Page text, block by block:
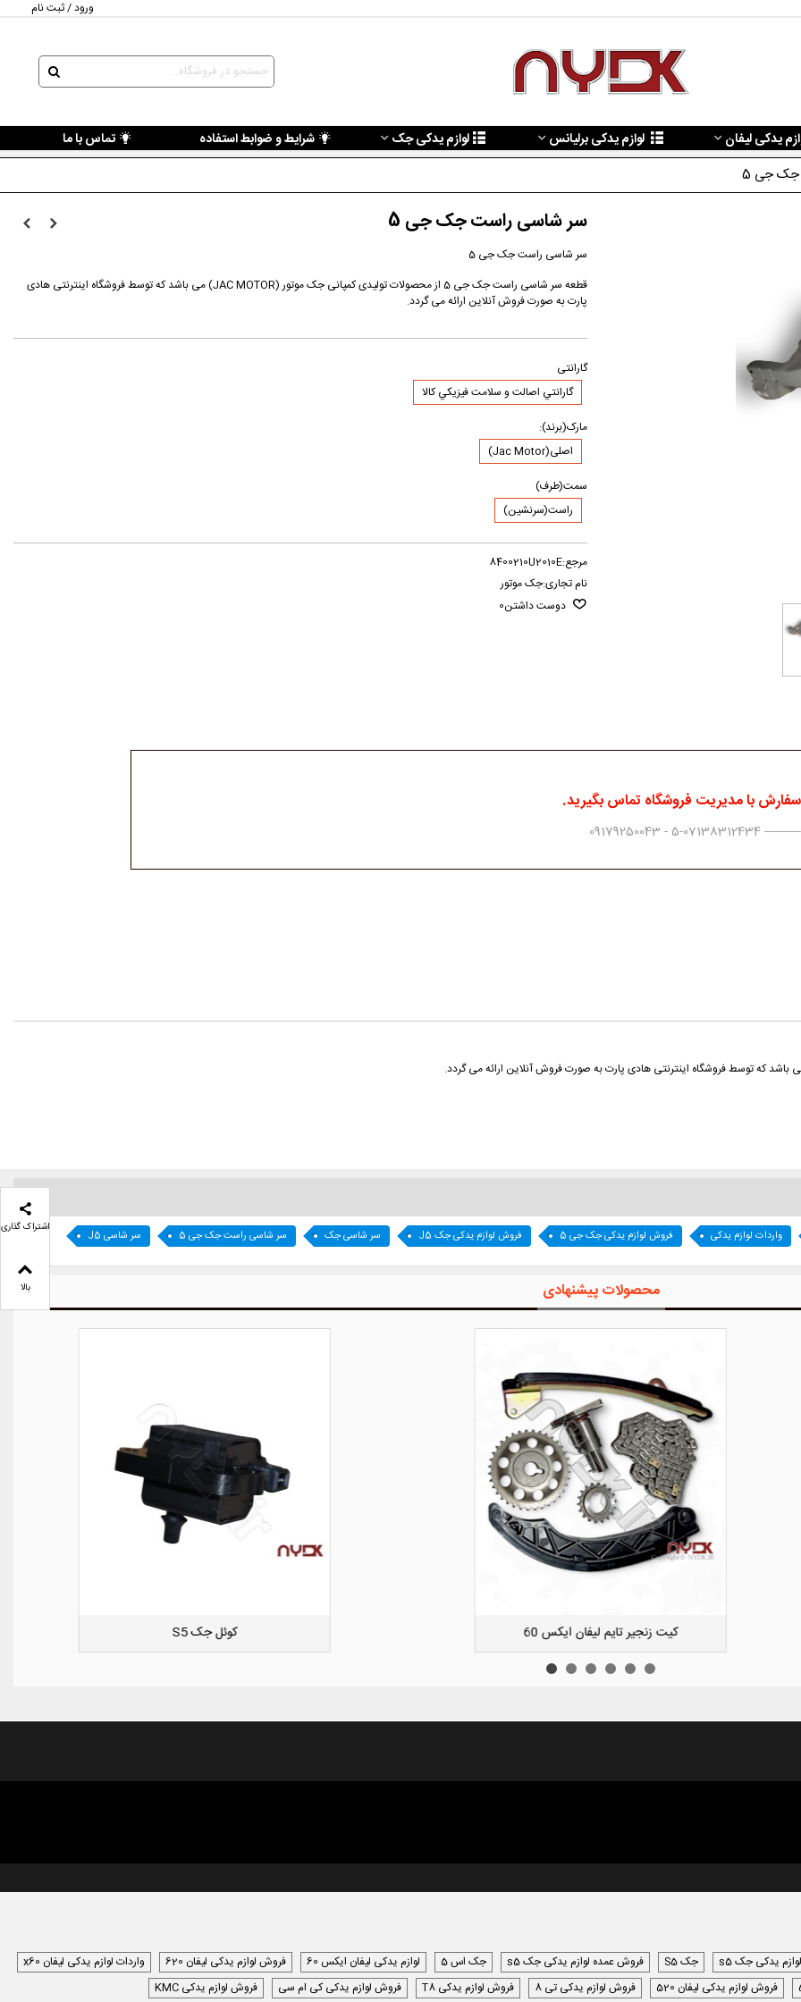
ورود / ثبت نام
یدکی لیفان لوازم یدکی برلیانس لوازم یدکی جک شرایط و ضوابط استفاده تماس با ما
جی 5
سر شاسی راست جک جی 5
سر شاسی راست جک جی 5
قطعه سر شاسی راست جک جی 5 از محصولات تولیدی کمپانی جک موتور (JAC MOTOR) می باشد که توسط فروشگاه اینترنتی هادی
پارت به صورت فروش آنلاین ارائه می گردد.
گارانتی
گارانتي اصالت و سلامت فيزيکي کالا
مارک(برند):
اصلی(Jac Motor)
سمت(طرف)
راست(سرنشین)
مرجع:8400210U2010E
نام تجاری:جک موتور
دوست داشتن0
با مدیریت فروشگاه تماس بگیرید.
واردات لوازم یدکی فروش لوازم یدکی جک جی 5 فروش لوازم یدکی جک J5 سر شاسی جک سر شاسی راست جک جی 5 سر شاسی J5
محصولات پیشنهادی
دوست داشتن
کیت زنجیر تایم لیفان ایکس 60 دوست داشتن
کوئل جک S5
لوازم یدکی جک s5 جک S5 فروش عمده لوازم یدکی جک s5 جک اس 5 لوازم یدکی لیفان ایکس 60 فروش لوازم یدکی لیفان 620
واردات لوازم یدکی لیفان x60
فروش لوازم یدکی لیفان 520
فروش لوازم یدکی تی 8 فروش لوازم یدکی T8 فروش لوازم یدکی کی ام سی فروش لوازم یدکی KMC
اشتراک گذاری
بالا